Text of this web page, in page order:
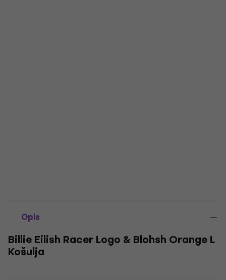
Opis
Billie Eilish Racer Logo & Blohsh Orange L
Košulja